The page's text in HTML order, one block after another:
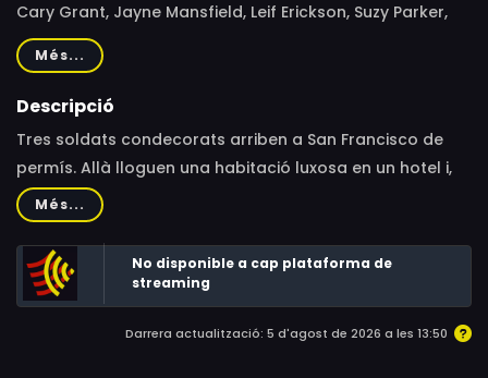
Cary Grant, Jayne Mansfield, Leif Erickson, Suzy Parker,
Ray Walston, Larry Blyden, Werner Klemperer, Nathaniel
Frey, Jack Mullaney, Harry Carey, Jr., William Phipps,
Richard Deacon, Frank Nelson, John Doucette, Kathleen
Més...
Descripció
Tres soldats condecorats arriben a San Francisco de
permís. Allà lloguen una habitació luxosa en un hotel i,
desobeint les prohibicions del seu oficial, acaben en una
animada festa.
Més...
No disponible a cap plataforma de
streaming
Darrera actualització: 5 d'agost de 2026 a les 13:50